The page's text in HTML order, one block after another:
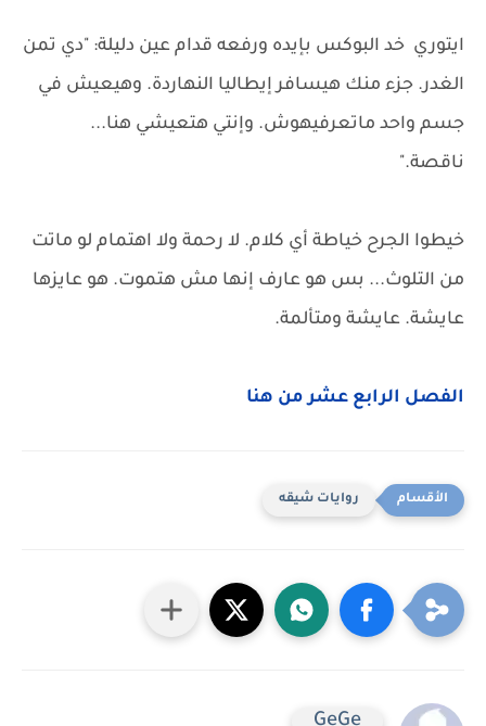
ايتوري خد البوكس بإيده ورفعه قدام عين دليلة: "دي تمن
الغدر. جزء منك هيسافر إيطاليا النهاردة. وهيعيش في
جسم واحد ماتعرفيهوش. وإنتي هتعيشي هنا...
ناقصة."
خيطوا الجرح خياطة أي كلام. لا رحمة ولا اهتمام لو ماتت
من التلوث... بس هو عارف إنها مش هتموت. هو عايزها
عايشة. عايشة ومتألمة.
الفصل الرابع عشر من هنا
روايات شيقه
GeGe